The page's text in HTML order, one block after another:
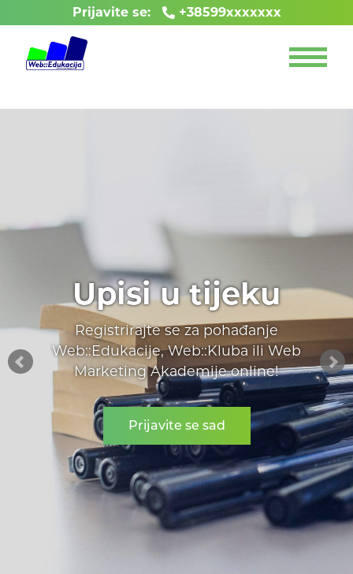
Prijavite se: +38599xxxxxxx
Upisi u tijeku
Registrirajte se za pohađanje
Web::Edukacije, Web::Kluba ili Web
Marketing Akademije online!
Prijavite se sad